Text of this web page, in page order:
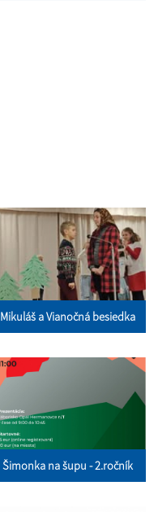
Mikuláš a Vianočná besiedka
Šimonka na šupu - 2.ročník